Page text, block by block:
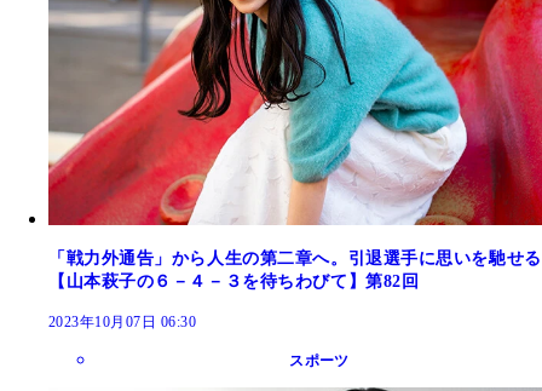
「戦力外通告」から人生の第二章へ。引退選手に思いを馳せる
【山本萩子の６－４－３を待ちわびて】第82回
2023年10月07日 06:30
スポーツ